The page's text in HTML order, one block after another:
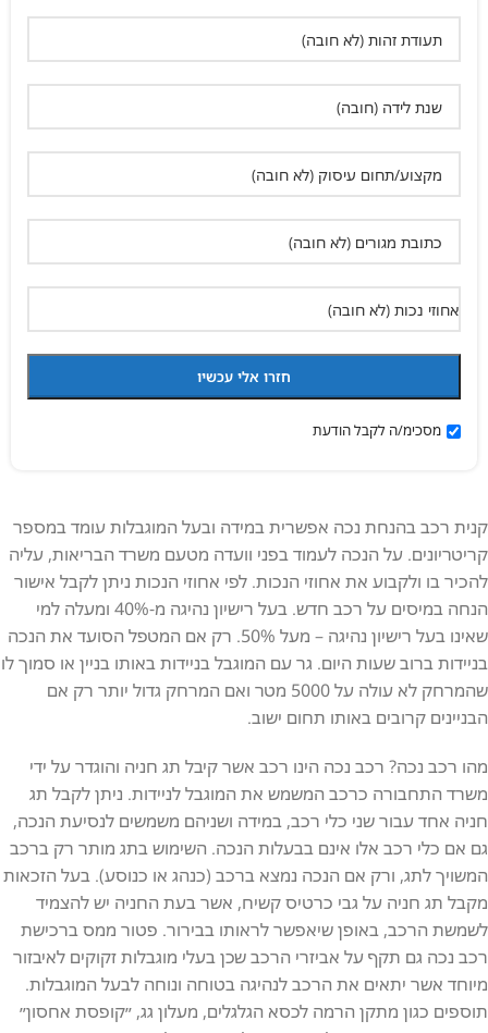
מסכימ/ה לקבל הודעת
קנית רכב בהנחת נכה אפשרית במידה ובעל המוגבלות עומד במספר
קריטריונים. על הנכה לעמוד בפני וועדה מטעם משרד הבריאות, עליה
להכיר בו ולקבוע את אחוזי הנכות. לפי אחוזי הנכות ניתן לקבל אישור
הנחה במיסים על רכב חדש. בעל רישיון נהיגה מ-40% ומעלה למי
שאינו בעל רישיון נהיגה – מעל 50%. רק אם המטפל הסועד את הנכה
בניידות ברוב שעות היום. גר עם המוגבל בניידות באותו בניין או סמוך לו
שהמרחק לא עולה על 5000 מטר ואם המרחק גדול יותר רק אם
הבניינים קרובים באותו תחום ישוב.
מהו רכב נכה? רכב נכה הינו רכב אשרקיבל תג חניה והוגדרעל ידי
משרד התחבורה כרכב המשמש את המוגבללניידות. ניתןלקבל תג
חניה אחדעבורשני כלי רכב, במידה ושניהם משמשים לנסיעת הנכה,
גם אם כלי רכב אלו אינם בבעלות הנכה. השימושבתג מותר רק ברכב
המשויךלתג, ורק אם הנכה נמצא ברכב (כנהג או כנוסע). בעל הזכאות
מקבל תג חניה על גבי כרטיסקשיח, אשרבעת החניה ישלהצמיד
לשמשת הרכב, באופןשיאפשרלראותו בבירור. פטור ממסברכישת
רכב נכה גם תקףעל אביזרי הרכבשכןבעלי מוגבלותזקוקים לאיבזור
מיוחד אשר יתאים את הרכבלנהיגה בטוחה ונוחה לבעל המוגבלות.
תוספים כגון מתקן הרמה לכסא הגלגלים, מעלון גג, ״קופסת אחסון״